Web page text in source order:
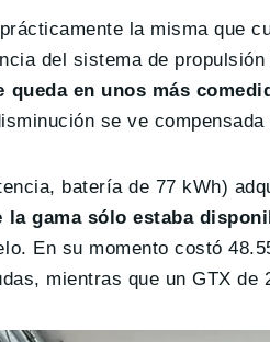
la misma que
del sistema de
queda en unos más
se ve
batería de 77 kWh)
la gama sólo estaba
En su momento costó
mientras que un GTX